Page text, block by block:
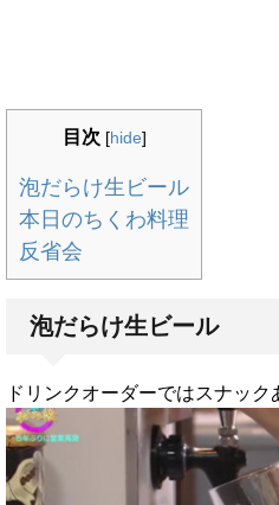
目次 [hide]
泡だらけ生ビール
本日のちくわ料理
反省会
泡だらけ生ビール
ドリンクオーダーではスナック